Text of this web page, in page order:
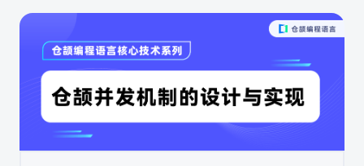
的理解方式，即一个程序如果没有合法的类型就
不能算有意义的程序。而与之相对的，也存在一
种“外生”（extrinsic）的理解方式，持这种观点的
人认为，程序即使没有类型也同样有意义，类型
检查只是额外地证明了这个程序的一些性质，与
其他的各种程序分析工具应该处于同样的地位。